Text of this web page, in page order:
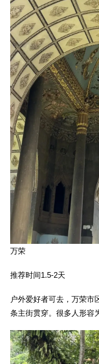
万荣
推荐时间1.5-2天
户外爱好者可去，万荣市
条主街贯穿。很多人形容